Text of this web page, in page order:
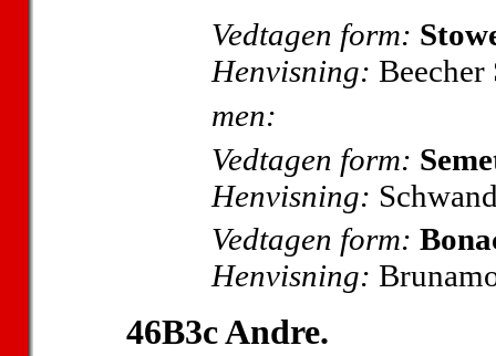
Vedtagen form:
Henvisning:
men:
Vedtagen form:
Henvisning:
Vedtagen form:
Henvisning:
46B3c Andre.